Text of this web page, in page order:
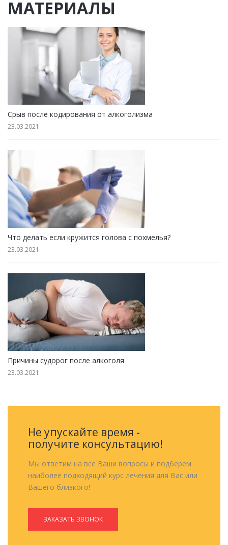
МАТЕРИАЛЫ
Срыв после кодирования от алкоголизма
23.03.2021
Что делать если кружится голова с похмелья?
23.03.2021
Причины судорог после алкоголя
23.03.2021
Не упускайте время -
получите консультацию!
Мы ответим на все Ваши вопросы и подберем
наиболее подходящий курс лечения для Вас или
Вашего близкого!
ЗАКАЗАТЬ ЗВОНОК